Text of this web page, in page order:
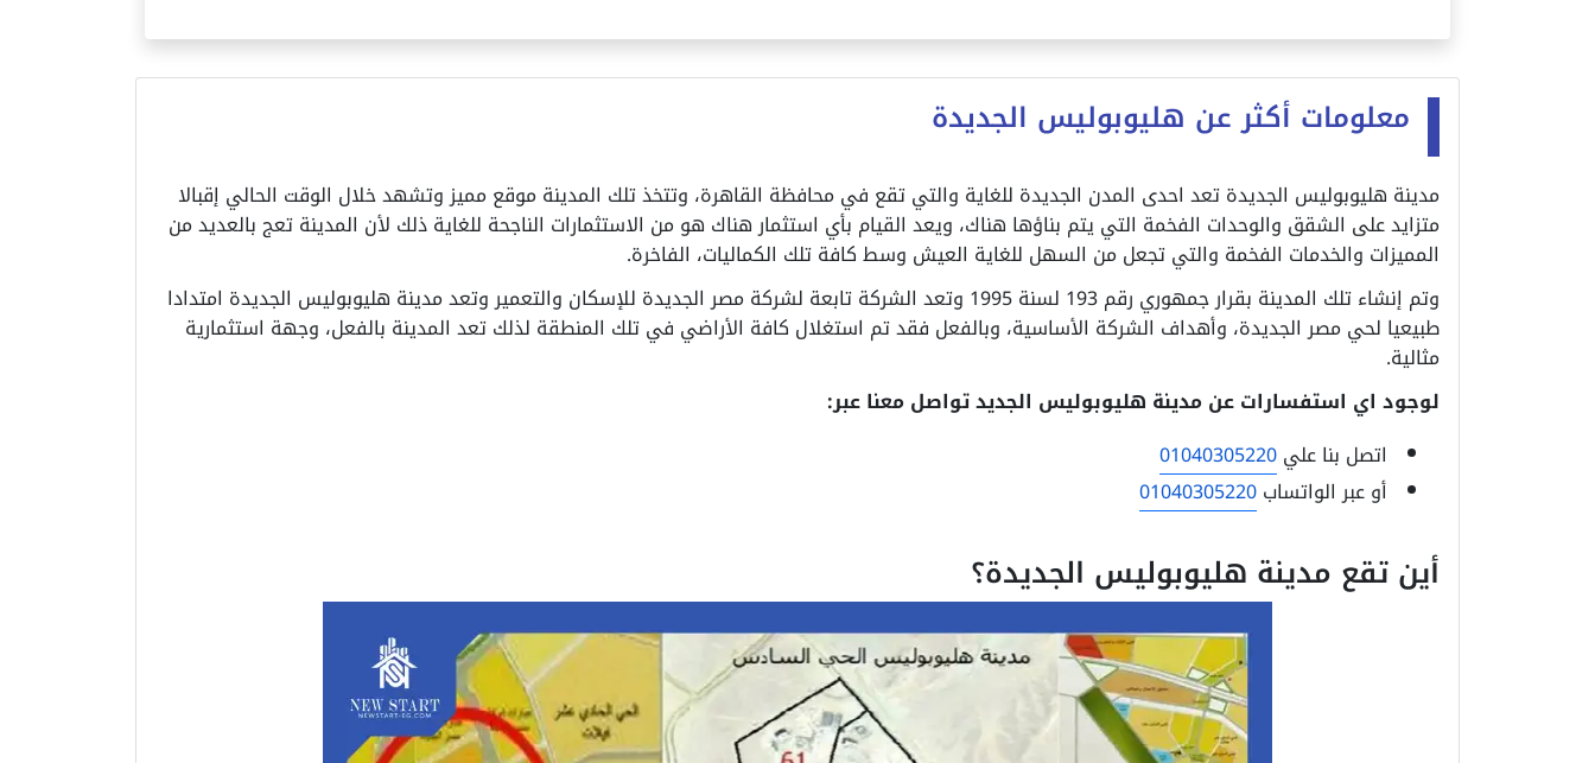
معلومات أكثر عن هليوبوليس الجديدة
مدينة هليوبوليس الجديدة تعد احدى المدن الجديدة للغاية والتي تقع في محافظة القاهرة، وتتخذ تلك المدينة موقع مميز وتشهد خلال الوقت الحالي إقبالا
متزايد على الشقق والوحدات الفخمة التي يتم بناؤها هناك، ويعد القيام بأي استثمار هناك هو من الاستثمارات الناجحة للغاية ذلك لأن المدينة تعج بالعديد من
المميزات والخدمات الفخمة والتي تجعل من السهل للغاية العيش وسط كافة تلك الكماليات، الفاخرة.
وتم إنشاء تلك المدينة بقرار جمهوري رقم 193 لسنة 1995 وتعد الشركة تابعة لشركة مصر الجديدة للإسكان والتعمير وتعد مدينة هليوبوليس الجديدة امتدادا
طبيعيا لحي مصر الجديدة، وأهداف الشركة الأساسية، وبالفعل فقد تم استغلال كافة الأراضي في تلك المنطقة لذلك تعد المدينة بالفعل، وجهة استثمارية
مثالية.
لوجود اي استفسارات عن مدينة هليوبوليس الجديد تواصل معنا عبر:
اتصل بنا علي01040305220
أو عبر الواتساب01040305220
أين تقع مدينة هليوبوليس الجديدة؟